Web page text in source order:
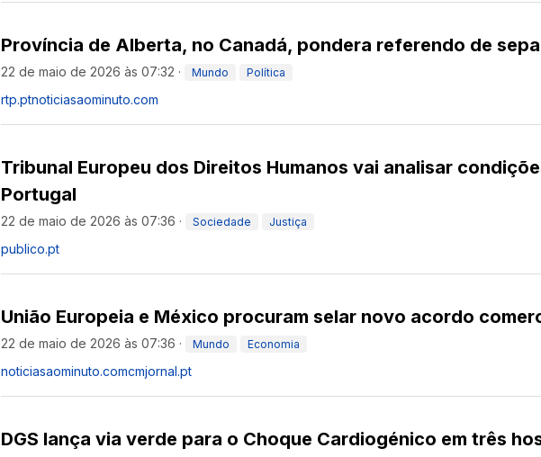
Província de Alberta, no Canadá, pondera referendo de
22 de maio de 2026 às 07:32 · Mundo Política
rtp.ptnoticiasaominuto.com
Tribunal Europeu dos Direitos Humanos vai analisar
Portugal
22 de maio de 2026 às 07:36 · Sociedade Justiça
publico.pt
União Europeia e México procuram selar novo acordo
22 de maio de 2026 às 07:36 · Mundo Economia
noticiasaominuto.comcmjornal.pt
DGS lança via verde para o Choque Cardiogénico em três